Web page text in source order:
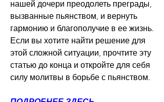
нашей дочери преодолеть преграды,
вызванные пьянством, и вернуть
гармонию и благополучие в ее жизнь.
Если вы хотите найти решение для
этой сложной ситуации, прочтите эту
статью до конца и откройте для себя
силу молитвы в борьбе с пьянством.